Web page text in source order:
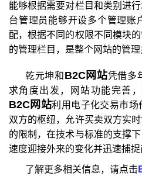
能够根据需要对栏目和类别进
台管理员能够开设多个管理账
配，根据不同的权限不同模块
的管理栏目，是整个网站的管理
乾元坤和 B2C网站凭借多
求角度出发，网站功能完善
B2C网站利用电子化交易市场
双方的枢纽，允许买卖双方实
的限制，在技术与标准的支撑
速度迎接外来的变化并迅速捕捉
了解更多相关信息，请点击